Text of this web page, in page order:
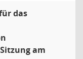
das
am